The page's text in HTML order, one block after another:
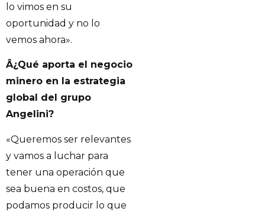
lo vimos en su
oportunidad y no lo
vemos ahora».
Â¿Qué aporta el negocio
minero en la estrategia
global del grupo
Angelini?
«Queremos ser relevantes
y vamos a luchar para
tener una operación que
sea buena en costos, que
podamos producir lo que